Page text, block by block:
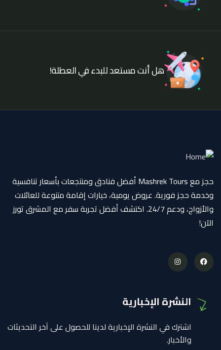
هل أنت مستعد للبدء في العطلة!
حجز مع Mashrek Tours أفضل فنادق ومنتجعات بأسعار تنافسية
وخدمة حجز فورية. عروض يومية، خيارات إقامة متنوعة للعائلات
والأزواج، ودعم 24/7. اكتشف أفضل تجربة سفر مع المشرق تورز
الآن!
النشرة الإخبارية
اشترك في النشرة الإخبارية لدينا للحصول على آخر التحديثات
والأخبار.